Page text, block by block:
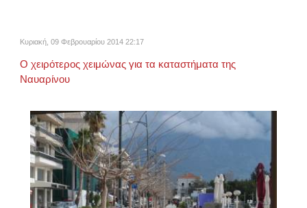
Κυριακή, 09 Φεβρουαρίου 2014 22:17
Ο χειρότερος χειμώνας για τα καταστήματα της
Ναυαρίνου